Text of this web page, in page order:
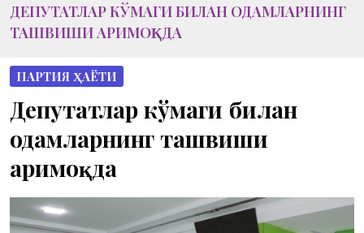
ДЕПУТАТЛАР КЎМАГИ БИЛАН ОДАМЛАРНИНГ
ТАШВИШИ АРИМОҚДА
ПАРТИЯ ҲАЁТИ
Депутатлар кўмаги билан
одамларнинг ташвиши
аримоқда